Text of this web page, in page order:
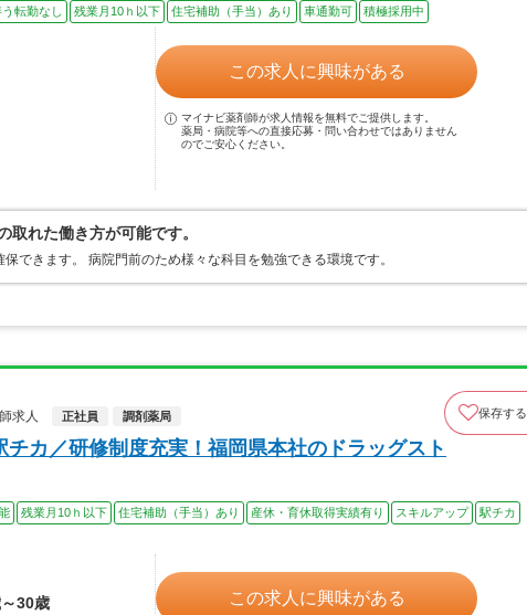
転勤なし 残業月10ｈ以下 住宅補助（手当）あり 車通勤可 積極採用中
この求人に興味がある
マイナビ薬剤師が求人情報を無料でご提供します。
薬局・病院等への直接応募・問い合わせではありません
のでご安心ください。
取れた働き方が可能です。
できます。 病院門前のため様々な科目を勉強できる環境です。
求人
正社員 調剤薬局 保存する
チカ／研修制度充実！福岡県本社のドラッグスト
残業月10ｈ以下 住宅補助（手当）あり 産休・育休取得実績有り スキルアップ
駅チカ
30歳
この求人に興味がある